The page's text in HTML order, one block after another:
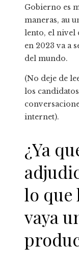
Gobierno es
maneras, au
lento, el nivel
en 2023 va a
del mundo.
(No deje de
los
internet).
¿Ya
lo que
vaya